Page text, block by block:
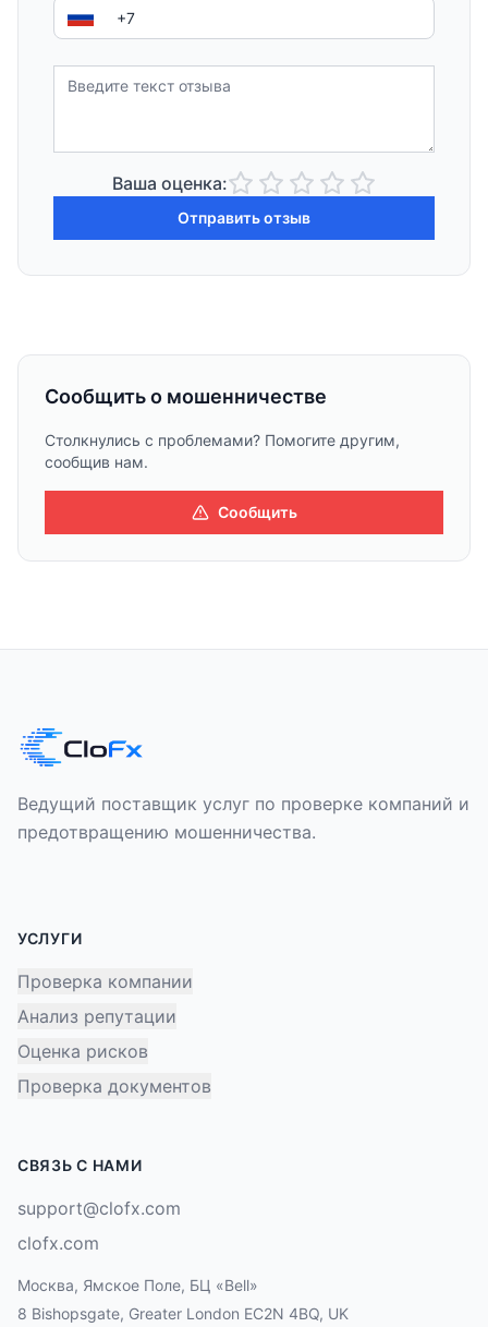
Ваша оценка:
Отправить отзыв
Сообщить о мошенничестве
Столкнулись с проблемами? Помогите другим,
сообщив нам.
Сообщить
Ведущий поставщик услуг по проверке компаний и
предотвращению мошенничества.
УСЛУГИ
Проверка компании
Анализ репутации
Оценка рисков
Проверка документов
СВЯЗЬ С НАМИ
support@clofx.com
clofx.com
Москва, Ямское Поле, БЦ «Bell»
8 Bishopsgate, Greater London EC2N 4BQ, UK